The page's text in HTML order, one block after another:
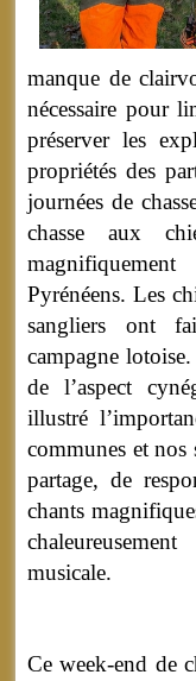
manque de
nécessaire pour
préserver les
propriétés des
journées de
chasse aux
Pyrénéens. Les
sangliers ont
campagne
de l’aspect
illustré
communes et nos
partage, de
chants
musicale.
Ce week-end de